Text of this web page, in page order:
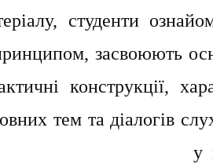
студенти
засвоюють
конструкції,
тем та діалогів
матеріал у